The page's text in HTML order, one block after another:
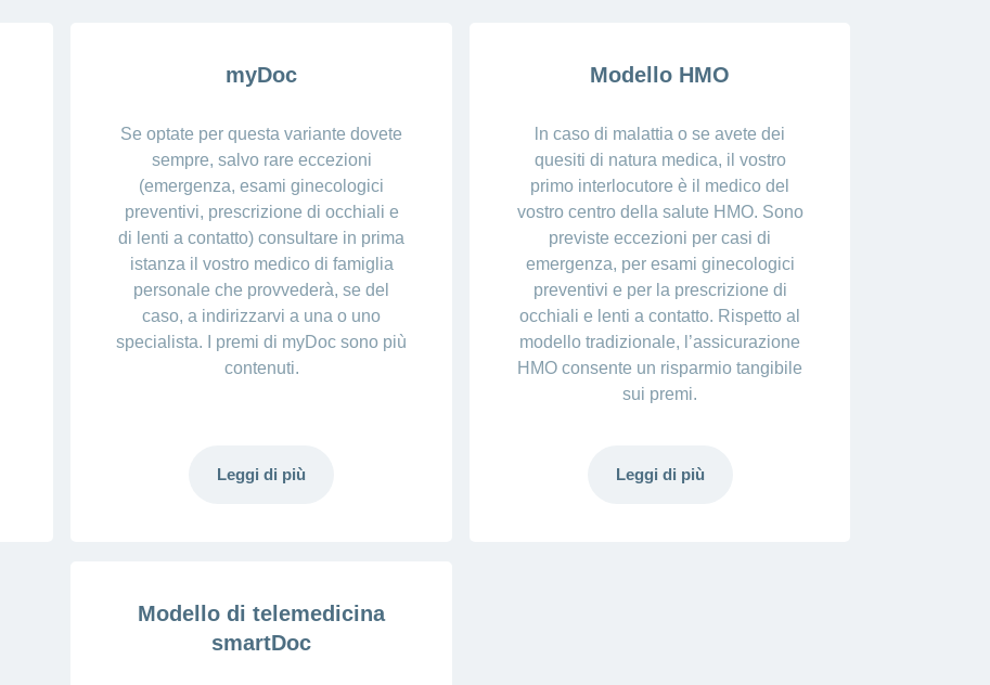
myDoc
Se optate per questa variante dovete
sempre, salvo rare eccezioni
(emergenza, esami ginecologici
preventivi, prescrizione di occhiali e
di lenti a contatto) consultare in prima
istanza il vostro medico di famiglia
personale che provvederà, se del
caso, a indirizzarvi a una o uno
specialista. I premi di myDoc sono più
contenuti.
Leggi di più
Modello HMO
ln caso di malattia o se avete dei
quesiti di natura medica, il vostro
primo interlocutore è il medico del
vostro centro della salute HMO. Sono
previste eccezioni per casi di
emergenza, per esami ginecologici
preventivi e per la prescrizione di
occhiali e lenti a contatto. Rispetto al
modello tradizionale, l’assicurazione
HMO consente un risparmio tangibile
sui premi.
Leggi di più
Modello di telemedicina
smartDoc